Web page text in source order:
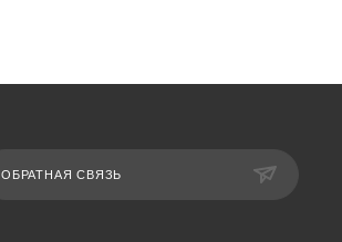
ОБРАТНАЯ СВЯЗЬ